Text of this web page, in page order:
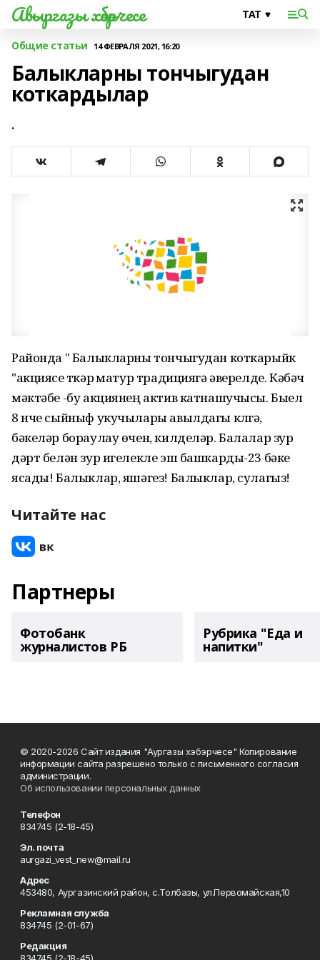
Авыргазы хәбәрчесе
Общие статьи 14 ФЕВРАЛЯ 2021, 16:20
Балыкларны тончыгудан
коткардылар
.
Районда " Балыкларны тончыгудан коткарыйк
"акциясе үткәрү матур традициягә әверелде. Кәбәч
мәктәбе -бу акциянең актив катнашучысы. Быел
8 нче сыйныф укучылары авылдагы күлгә,
бәкеләр бораулау өчен, килделәр. Балалар зур
дәрт белән зур игелекле эш башкарды-23 бәке
ясады! Балыклар, яшәгез! Балыклар, сулагыз!
Читайте нас
Партнеры
Фотобанк
журналистов РБ
Рубрика "Еда и
напитки"
© 2020-2026 Сайт издания "Аургазы хэбэрчесе" Копирование
информации сайта разрешено только с письменного согласия
администрации.
Об использовании персональных данных
Телефон
834745 (2-18-45)
Эл. почта
aurgazi_vest_new@mail.ru
Адрес
453480, Аургазинский район, с.Толбазы, ул.Первомайская,10
Рекламная служба
834745 (2-01-67)
Редакция